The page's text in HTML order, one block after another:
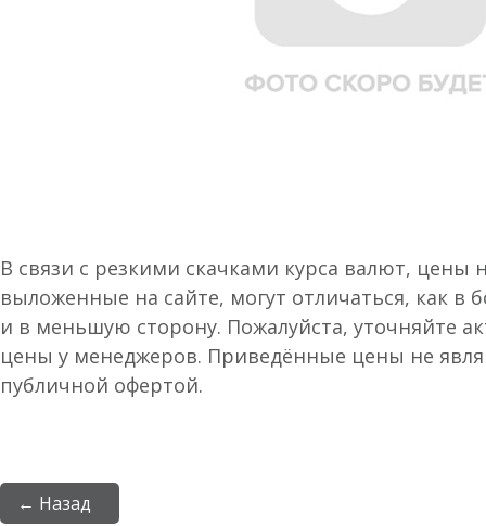
В связи с резкими скачками курса валют, цены
выложенные на сайте, могут отличаться, как в
и в меньшую сторону. Пожалуйста, уточняйте
цены у менеджеров. Приведённые цены не
публичной офертой.
← Назад